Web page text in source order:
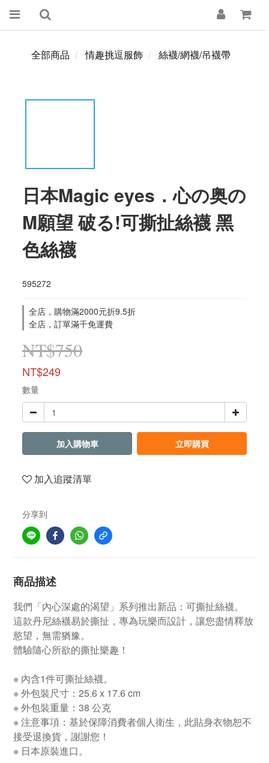
全部商品 情趣挑逗服飾 絲襪/網襪/吊襪帶
日本Magic eyes．心の奥の
M願望 破る!可撕扯絲襪 黑
色絲襪
595272
全店，購物滿2000元折9.5折
全店，訂單滿千免運費
NT$750
NT$249
數量
加入購物車 立即購買
加入追蹤清單
分享到
商品描述
我們「內心深處的渴望」系列推出新品：可撕扯絲襪。
這款丹尼絲襪易於撕扯，專為玩樂而設計，讓您盡情釋放
慾望，無需猶豫。
體驗隨心所欲的撕扯樂趣！
※ 內含1件可撕扯絲襪。
※ 外包裝尺寸：25.6 x 17.6 cm
※ 外包裝重量：38 公克
※ 注意事項：基於保障消費者個人衛生，此貼身衣物恕不
接受退換貨，謝謝您！
※ 日本原裝進口。